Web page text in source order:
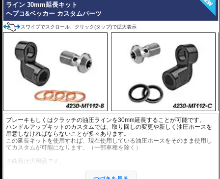
ライン 30mm延長キット
ヘプコ&ベッカー カスタムパーツ
スワイプでスクロール、クリック(タップ)で拡大表示
ブレーキもしくはクラッチの油圧ラインを30mm延長することが可能です。
ハンドルアップキットのカスタムでは、取り回しの変更や新しく油圧ホースを
用意しなければならないことが多々あります。
この延長キットを使用すれば、現在使用している油圧ホースをそのまま使用し
てカスタムが可能になります。（一部車種を除く）
※商品は汎用品です。
※安全に深く関わるパーツですので、プロショップでの交換を強くおすすめし